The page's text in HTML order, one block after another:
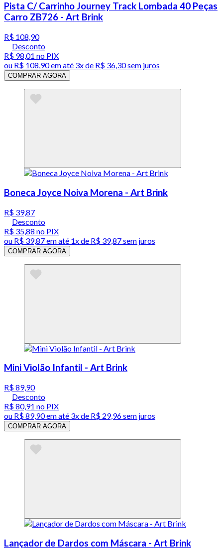
Pista C/ Carrinho Journey Track Lombada 40 Peças
Carro ZB726 - Art Brink
R$ 108,90
Desconto
R$ 98,01 no PIX
ou R$ 108,90em até 3x de R$ 36,30 sem juros
COMPRAR AGORA
Boneca Joyce Noiva Morena - Art Brink
R$ 39,87
Desconto
R$ 35,88 no PIX
ou R$ 39,87em até 1x de R$ 39,87sem juros
COMPRAR AGORA
Mini Violão Infantil - Art Brink
R$ 89,90
Desconto
R$ 80,91 no PIX
ou R$ 89,90em até 3x de R$ 29,96 sem juros
COMPRAR AGORA
Lançador de Dardos com Máscara - Art Brink